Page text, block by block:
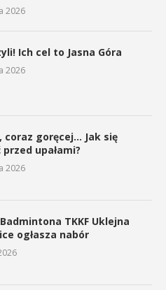
2026
Ich cel to Jasna Góra
2026
coraz goręcej… Jak się
upałami?
2026
TKKF Uklejna
ogłasza nabór